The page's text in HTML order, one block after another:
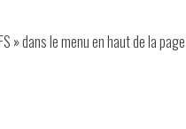
» dans le menu en haut de la